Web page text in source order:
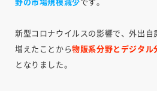
野の市場規模減少です。
新型コロナウイルスの影響で、外出
増えたことから物販系分野とデジタル
となりました。